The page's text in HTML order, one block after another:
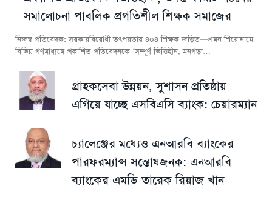
সমালোচনা পাবলিক প্রগতিশীল শিক্ষক সমাজের
নিজস্ব প্রতিবেদক: সরকারবিরোধী তৎপরতায় ৪০৪ শিক্ষক জড়িত—এমন শিরোনামে
বিভিন্ন গণমাধ্যমে প্রকাশিত প্রতিবেদনকে ‘সম্পূর্ণ ভিত্তিহীন, মনগড়া…
গ্রাহকসেবা উন্নয়ন, সুশাসন প্রতিষ্ঠায়
এগিয়ে যাচ্ছে এসবিএসি ব্যাংক: চেয়ারম্যান
চ্যালেঞ্জের মধ্যেও এনআরবি ব্যাংকের
পারফরম্যান্স সন্তোষজনক: এনআরবি
ব্যাংকের এমডি তারেক রিয়াজ খান